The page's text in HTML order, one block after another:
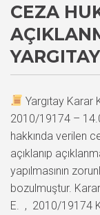
CEZA
Yargıtay
2010/19174 –
hakkında verilen
açıklanıp
yapılmasının
bozulmuştur.
E. , 2010/19174